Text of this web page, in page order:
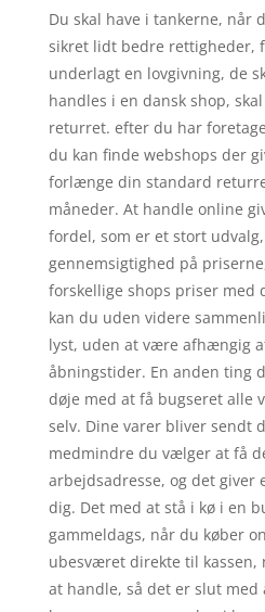
Du skal have i tankerne, når
sikret lidt bedre rettigheder,
underlagt en lovgivning, de
handles i en dansk shop,
returret. efter du har
du kan finde webshops der
forlænge din standard
måneder. At handle online
fordel, som er et stort
gennemsigtighed på
forskellige shops priser med
kan du uden videre
lyst, uden at være afhængig
åbningstider. En anden ting
døje med at få bugseret alle
selv. Dine varer bliver sendt
medmindre du vælger at få
arbejdsadresse, og det giver
dig. Det med at stå i kø i en
gammeldags, når du køber
ubesværet direkte til
at handle, så det er slut